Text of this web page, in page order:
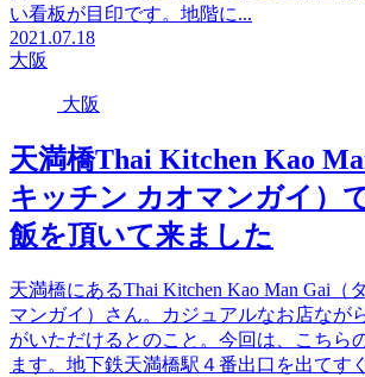
い看板が目印です。地階に...
2021.07.18
大阪
大阪
天満橋Thai Kitchen Kao
キッチン カオマンガイ）
飯を頂いて来ました
天満橋にあるThai Kitchen Kao Man Gai（
マンガイ）さん。カジュアルなお店なが
がいただけるとのこと。今回は、こちら
ます。地下鉄天満橋駅４番出口を出てす